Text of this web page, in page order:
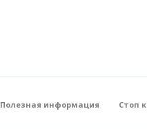
Полезная информация Стоп